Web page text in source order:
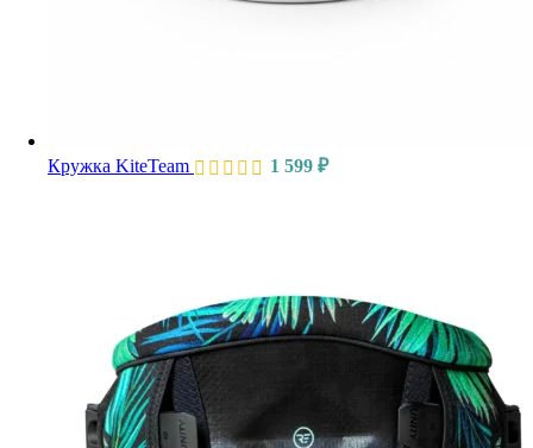
Кружка KiteTeam 1 599 ₽